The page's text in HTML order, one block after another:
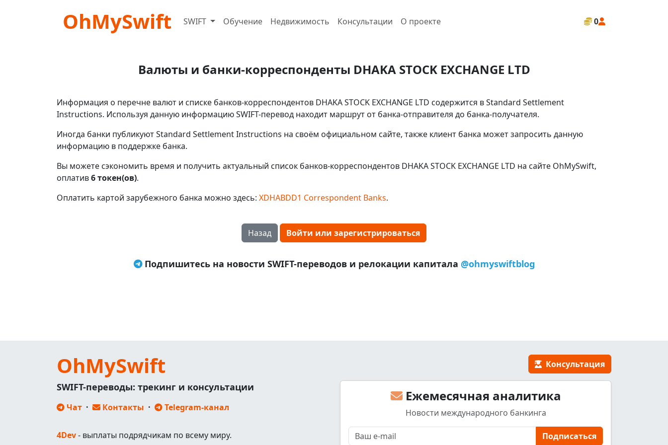
OhMySwift SWIFT Обучение Недвижимость Консультации О проекте 0
Валюты и банки-корреспонденты DHAKA STOCK EXCHANGE LTD
Информация о перечне валют и списке банков-корреспондентов DHAKA STOCK EXCHANGE LTD содержится в Standard Settlement
Instructions. Используя данную информацию SWIFT-перевод находит маршрут от банка-отправителя до банка-получателя.
Иногда банки публикуют Standard Settlement Instructions на своём официальном сайте, также клиент банка может запросить данную
информацию в поддержке банка.
Вы можете сэкономить время и получить актуальный список банков-корреспондентов DHAKA STOCK EXCHANGE LTD на сайте OhMySwift,
оплатив6 токен(ов).
Оплатить картой зарубежного банка можно здесь: XDHABDD1 Correspondent Banks.
Назад Войти или зарегистрироваться
Подпишитесь на новости SWIFT-переводов и релокации капитала @ohmyswiftblog
OhMySwift Консультация
SWIFT-переводы: трекинг и консультации
Чат · Контакты · Telegram-канал
4Dev- выплаты подрядчикам по всему миру.
Ежемесячная аналитика
Новости международного банкинга
Подписаться